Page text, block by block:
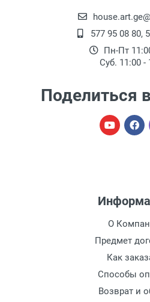
577 95 08 80,
Пн-Пт
Суб. 11:00 -
Поделиться
О
Предмет
Как
Способы
Возврат и